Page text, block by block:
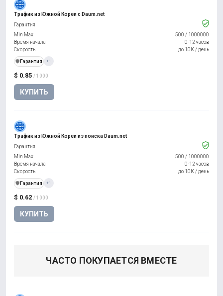
Трафик из Южной Кореи с Daum.net
$ 0.85 / 1000
КУПИТЬ
Гарантия
Min Max
500 / 1000000
Время начала
0-12 часов
Скорость
до 10К / день
️🛡️ Гарантия +1
Трафик из Южной Кореи из поиска Daum.net
$ 0.62 / 1000
КУПИТЬ
Гарантия
Min Max
500 / 1000000
Время начала
0-12 часов
Скорость
до 10К / день
️🛡️ Гарантия +1
ЧАСТО ПОКУПАЕТСЯ ВМЕСТЕ